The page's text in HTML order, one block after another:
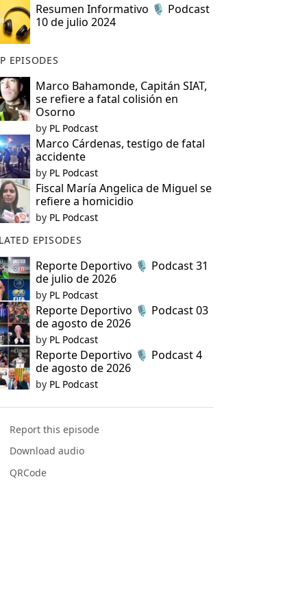
Resumen Informativo 🎙️ Podcast
10 de julio 2024
EPISODES
Marco Bahamonde, Capitán SIAT,
se refiere a fatal colisión en
Osorno
by PL Podcast
Marco Cárdenas, testigo de fatal
accidente
by PL Podcast
Fiscal María Angelica de Miguel se
refiere a homicidio
by PL Podcast
EPISODES
Reporte Deportivo 🎙️ Podcast 31
de julio de 2026
by PL Podcast
Reporte Deportivo 🎙️ Podcast 03
de agosto de 2026
by PL Podcast
Reporte Deportivo 🎙️ Podcast 4
de agosto de 2026
by PL Podcast
Report this episode
Download audio
QRCode